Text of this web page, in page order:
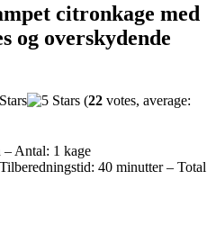
citronkage med
og overskydende
(22 votes, average:
– Antal: 1 kage
Tilberedningstid: 40 minutter– Total